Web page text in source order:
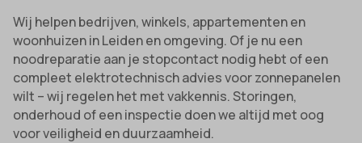
Wij helpen bedrijven, winkels, appartementen en
woonhuizen in Leiden en omgeving. Of je nu een
noodreparatie aan je stopcontact nodig hebt of een
compleet elektrotechnisch advies voor zonnepanelen
wilt – wij regelen het met vakkennis. Storingen,
onderhoud of een inspectie doen we altijd met oog
voor veiligheid en duurzaamheid.